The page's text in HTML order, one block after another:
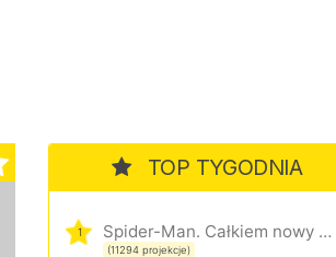
TOP TYGODNIA
1 Spider-Man. Całkiem nowy dzień
(11294 projekcje)